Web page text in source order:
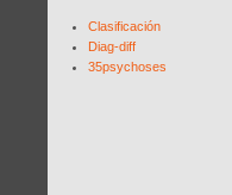
Clasificación
Diag-diff
35psychoses